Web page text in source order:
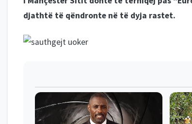
djathtë të qëndronte në të dyja rastet.